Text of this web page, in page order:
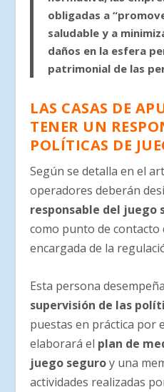
obligadas a
saludable y a
daños en la esfera
patrimonial de las
LAS CASAS DE
TENER UN
POLÍTICAS DE
Según se detalla en el
operadores deberán
responsable del juego
como punto de contacto
encargada de la
Esta persona
supervisión de las
puestas en práctica por
elaborará el plan de
juego seguroy una
actividades realizadas